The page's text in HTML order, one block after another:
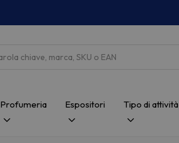
Profumeria Espositori Tipo di attività